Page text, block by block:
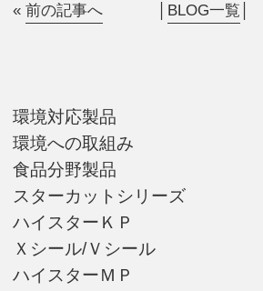
«前の記事へ BLOG一覧
環境対応製品
環境への取組み
食品分野製品
スターカットシリーズ
ハイスターＫＰ
Ｘシール/Ｖシール
ハイスターＭＰ